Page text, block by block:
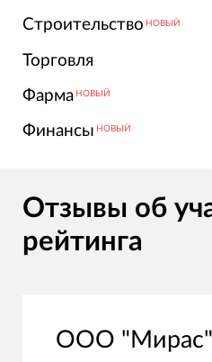
Строительство НОВЫЙ
Торговля
Фарма НОВЫЙ
Финансы НОВЫЙ
Отзывы об
рейтинга
ООО "Мирас"